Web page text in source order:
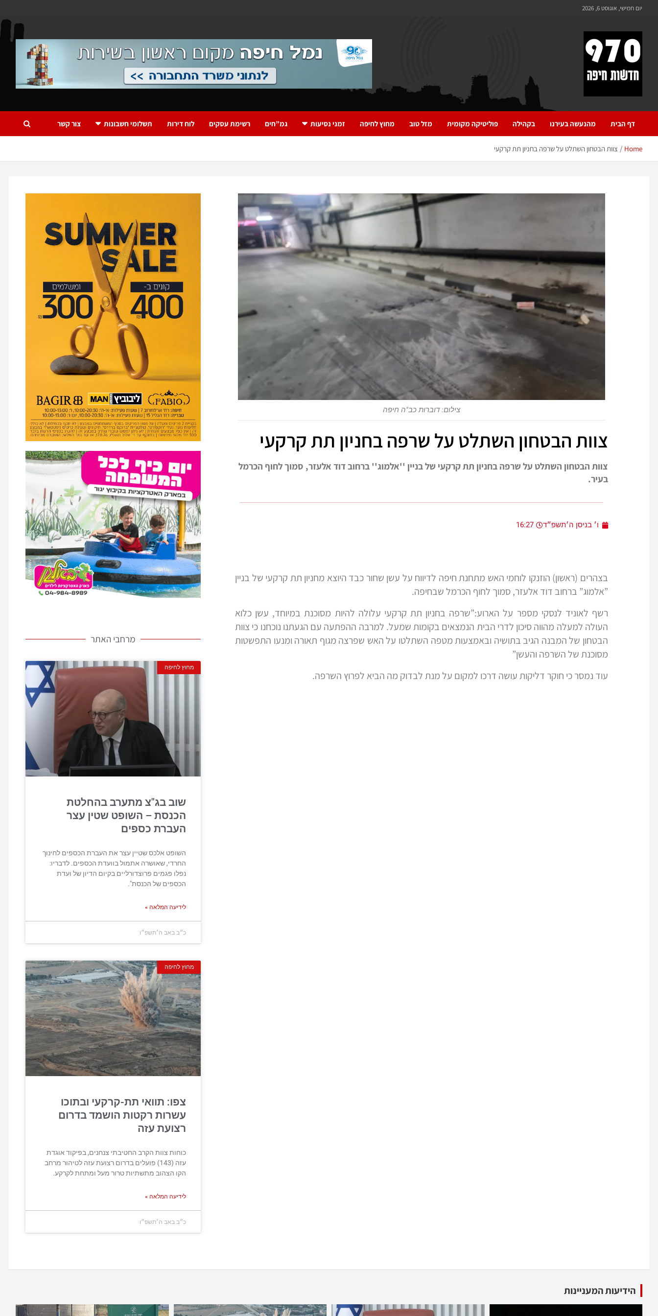
יום חמישי, אוגוסט 6, 2026
970 חדשות חיפה
דף הבית מהנעשה בעירנו בקהילה פוליטיקה מקומית מזל טוב מחוץ לחיפה זמני נסיעות גמ”חים רשימת עסקים לוח דירות תשלומי חשבונות צור קשר
Home צוות הבטחון השתלט על שרפה בחניון תת קרקעי
צילום: דוברות כב"ה חיפה
צוות הבטחון השתלט על שרפה בחניון תת קרקעי
צוות הבטחון השתלט על שרפה בחניון תת קרקעי של בניין ''אלמוג'' ברחוב דוד אלעזר, סמוך לחוף הכרמל
בעיר.
ו׳ בניסן ה׳תשפ״ד 16:27
בצהרים (ראשון) הוזנקו לוחמי האש מתחנת חיפה לדיווח על עשן שחור כבד היוצא מחניון תת קרקעי של בניין
”אלמוג” ברחוב דוד אלעזר, סמוך לחוף הכרמל שבחיפה.
רשף לאוניד לנסקי מספר על הארוע:”שרפה בחניון תת קרקעי עלולה להיות מסוכנת במיוחד, עשן כלוא
העולה למעלה מהווה סיכון לדרי הבית הנמצאים בקומות שמעל. למרבה ההפתעה עם הגעתנו נוכחנו כי צוות
הבטחון של המבנה הגיב בתושיה ובאמצעות מטפה השתלטו על האש שפרצה מגוף תאורה ומנעו התפשטות
מסוכנת של השרפה והעשן”
עוד נמסר כי חוקר דליקות עושה דרכו למקום על מנת לבדוק מה הביא לפרוץ השרפה.
מרחבי האתר
מחוץ לחיפה
שוב בג"צ מתערב בהחלטת
הכנסת – השופט שטין עצר
העברת כספים
השופט אלכס שטיין עצר את העברת הכספים לחינוך
החרדי, שאושרה אתמול בוועדת הכספים. לדבריו:
נפלו פגמים פרוצדורליים בקיום הדיון של ועדת
הכספים של הכנסת".
לידיעה המלאה »
כ״ב באב ה׳תשפ״ו
מחוץ לחיפה
צפו: תוואי תת-קרקעי ובתוכו
עשרות רקטות הושמד בדרום
רצועת עזה
כוחות צוות הקרב החטיבתי צנחנים, בפיקוד אוגדת
עזה (143) פועלים בדרום רצועת עזה לטיהור מרחב
הקו הצהוב מתשתיות טרור מעל ומתחת לקרקע.
לידיעה המלאה »
כ״ב באב ה׳תשפ״ו
הידיעות המעניינות